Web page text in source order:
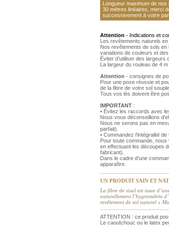
Longueur maximum de
30 mètres linéaires, merci
successivement à votre
Attention - Indications et
Les revêtements naturels
Nos revêtements de sols en
variations de couleurs et
Éviter d’utiliser des largeurs
La largeur du rouleau de 4
Attention - consignes de
Pour une pose réussie et
de la fibre de votre sol souple.
Tous vos lés doivent être
IMPORTANT :
• Évitez les raccords avec
Nous vous déconseillons
Nous ne serons pas en
parfait).
• Commandez l'intégralité
Pour toute commande,
en effectuant les découpes
fabricant).
Dans le cadre d’une
apparaître.
UN PRODUIT SAIN ET
La fibre de sisal est issue
naturellement l’hygrométrie
revêtement de sol naturel «
ATTENTION : ce produit
Le caoutchouc ou le latex